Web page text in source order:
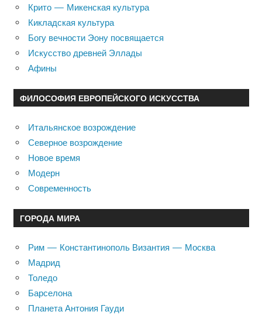
Крито — Микенская культура
Кикладская культура
Богу вечности Эону посвящается
Искусство древней Эллады
Афины
ФИЛОСОФИЯ ЕВРОПЕЙСКОГО ИСКУССТВА
Итальянское возрождение
Северное возрождение
Новое время
Модерн
Современность
ГОРОДА МИРА
Рим — Константинополь Византия — Москва
Мадрид
Толедо
Барселона
Планета Антония Гауди